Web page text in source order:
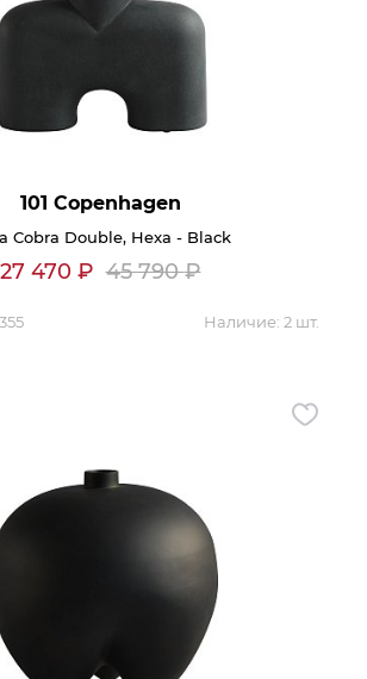
101 Copenhagen
Cobra Double, Hexa - Black
27 470 ₽ 45 790₽
Наличие: 2 шт.